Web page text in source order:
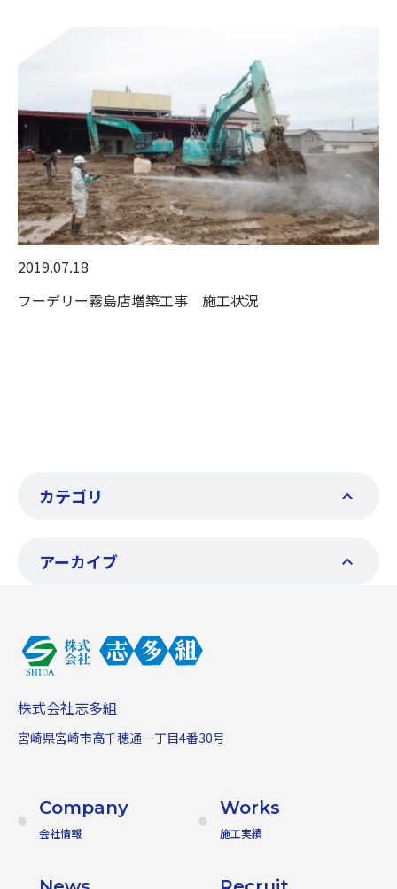
カテゴリ
アーカイブ
2019.07.18
フーデリー霧島店増築工事 施工状況
株式会社志多組
宮崎県宮崎市高千穂通一丁目4番30号
Company
会社情報
Works
施工実績